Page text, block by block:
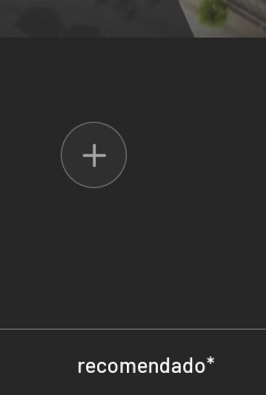
para ganhares vantagem sobre os
do teu carro.
recomendado*